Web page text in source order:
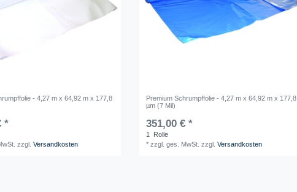
- 4,27 m x 64,92 m x 177,8
*
zzgl.Versandkosten
Premium Schrumpffolie - 4,27 m x 64,92 m x 177,8
µm (7 Mil)
351,00 € *
1
Rolle
*zzgl. ges. MwSt. zzgl.Versandkosten